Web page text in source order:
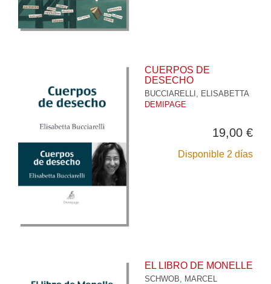
CUERPOS DE
DESECHO
BUCCIARELLI, ELISABETTA
DEMIPAGE
19,00 €
Disponible 2 días
EL LIBRO DE MONELLE
SCHWOB, MARCEL